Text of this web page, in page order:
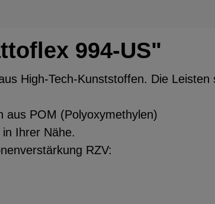
994-US"
High-Tech-Kunststoffen. Die
aus POM (Polyoxymethylen)
in Ihrer Nähe.
RZV: